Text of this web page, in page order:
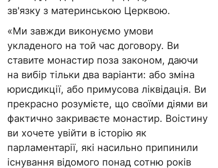
зв'язку з материнською Церквою.
«Ми завжди виконуємо умови
укладеного на той час договору. Ви
ставите монастир поза законом, даючи
на вибір тільки два варіанти: або зміна
юрисдикції, або примусова ліквідація. Ви
прекрасно розумієте, що своїми діями ви
фактично закриваєте монастир. Воістину
ви хочете увійти в історію як
парламентарії, які насильно припинили
існування відомого понад сотню років